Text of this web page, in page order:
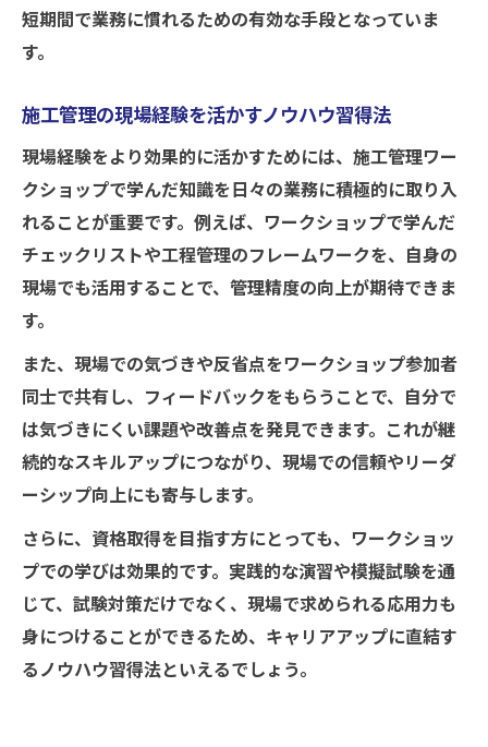
短期間で業務に慣れるための有効な手段となっていま
す。
施工管理の現場経験を活かすノウハウ習得法
現場経験をより効果的に活かすためには、施工管理ワー
クショップで学んだ知識を日々の業務に積極的に取り入
れることが重要です。例えば、ワークショップで学んだ
チェックリストや工程管理のフレームワークを、自身の
現場でも活用することで、管理精度の向上が期待できま
す。
また、現場での気づきや反省点をワークショップ参加者
同士で共有し、フィードバックをもらうことで、自分で
は気づきにくい課題や改善点を発見できます。これが継
続的なスキルアップにつながり、現場での信頼やリーダ
ーシップ向上にも寄与します。
さらに、資格取得を目指す方にとっても、ワークショッ
プでの学びは効果的です。実践的な演習や模擬試験を通
じて、試験対策だけでなく、現場で求められる応用力も
身につけることができるため、キャリアアップに直結す
るノウハウ習得法といえるでしょう。